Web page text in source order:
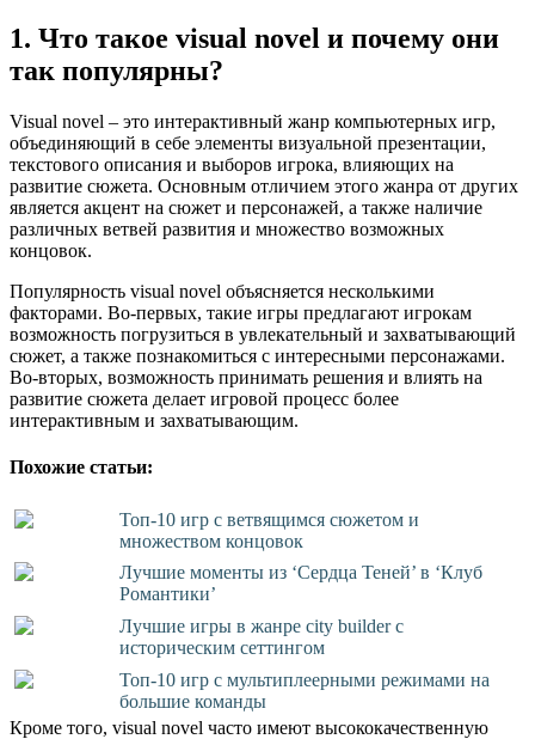
1. Что такое visual novel и почему они
так популярны?
Visual novel – это интерактивный жанр компьютерных игр,
объединяющий в себе элементы визуальной презентации,
текстового описания и выборов игрока, влияющих на
развитие сюжета. Основным отличием этого жанра от других
является акцент на сюжет и персонажей, а также наличие
различных ветвей развития и множество возможных
концовок.
Популярность visual novel объясняется несколькими
факторами. Во-первых, такие игры предлагают игрокам
возможность погрузиться в увлекательный и захватывающий
сюжет, а также познакомиться с интересными персонажами.
Во-вторых, возможность принимать решения и влиять на
развитие сюжета делает игровой процесс более
интерактивным и захватывающим.
Похожие статьи:
Топ-10 игр с ветвящимся сюжетом и
множеством концовок
Лучшие моменты из ‘Сердца Теней’ в ‘Клуб
Романтики’
Лучшие игры в жанре city builder с
историческим сеттингом
Топ-10 игр с мультиплеерными режимами на
большие команды
Кроме того, visual novel часто имеют высококачественную